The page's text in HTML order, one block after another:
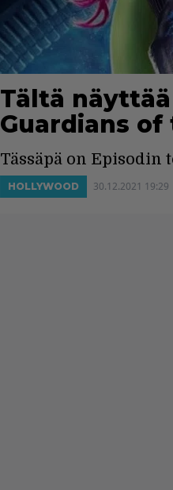
Tältä
Guardians of
Tässäpä on
HOLLYWOOD 30.12.2021 19:29